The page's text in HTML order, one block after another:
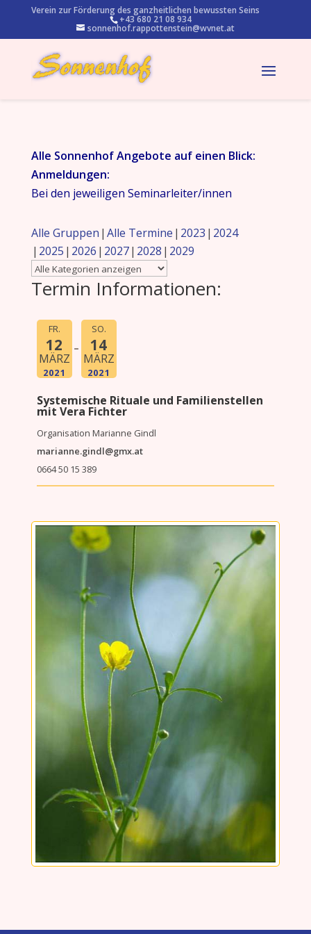
Verein zur Förderung des ganzheitlichen bewussten Seins
+43 680 21 08 934
sonnenhof.rappottenstein@wvnet.at
Alle Sonnenhof Angebote auf einen Blick:
Anmeldungen:
Bei den jeweiligen Seminarleiter/innen
Alle Gruppen Alle Termine 2023 2024
2025 2026 2027 2028 2029
Termin Informationen:
FR.
12
MÄRZ
2021
SO.
14
MÄRZ
2021
Systemische Rituale und Familienstellen
mit Vera Fichter
Organisation Marianne Gindl
marianne.gindl@gmx.at
0664 50 15 389